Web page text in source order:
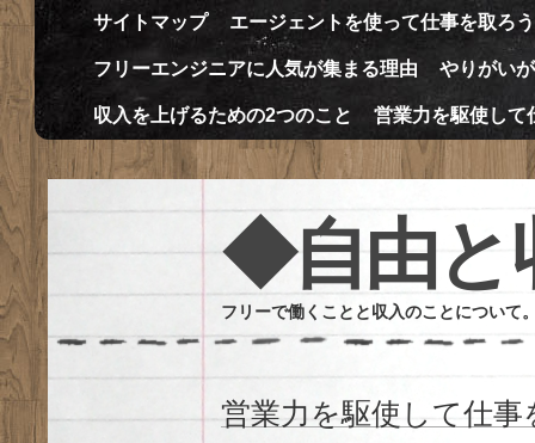
サイトマップ エージェントを使って仕事を取ろう
フリーエンジニアに人気が集まる理由 やりがい
収入を上げるための2つのこと 営業力を駆使して
◆自由
フリーで働くことと収入のことについて
営業力を駆使して仕事